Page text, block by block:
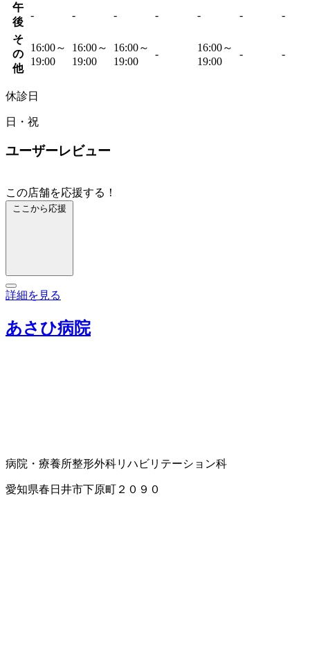
午
後
- - - - - - -
そ
の
他
16:00～
19:00
16:00～
19:00
16:00～
19:00
-
16:00～
19:00
- -
休診日
日・祝
ユーザーレビュー
この店舗を応援する！
ここから応援
詳細を見る
あさひ病院
病院・療養所整形外科リハビリテーション科
愛知県春日井市下原町２０９０